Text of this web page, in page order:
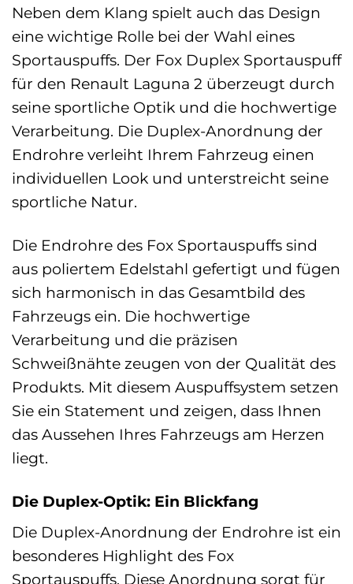
Neben dem Klang spielt auch das Design
eine wichtige Rolle bei der Wahl eines
Sportauspuffs. Der Fox Duplex Sportauspuff
für den Renault Laguna 2 überzeugt durch
seine sportliche Optik und die hochwertige
Verarbeitung. Die Duplex-Anordnung der
Endrohre verleiht Ihrem Fahrzeug einen
individuellen Look und unterstreicht seine
sportliche Natur.
Die Endrohre des Fox Sportauspuffs sind
aus poliertem Edelstahl gefertigt und fügen
sich harmonisch in das Gesamtbild des
Fahrzeugs ein. Die hochwertige
Verarbeitung und die präzisen
Schweißnähte zeugen von der Qualität des
Produkts. Mit diesem Auspuffsystem setzen
Sie ein Statement und zeigen, dass Ihnen
das Aussehen Ihres Fahrzeugs am Herzen
liegt.
Die Duplex-Optik: Ein Blickfang
Die Duplex-Anordnung der Endrohre ist ein
besonderes Highlight des Fox
Sportauspuffs. Diese Anordnung sorgt für